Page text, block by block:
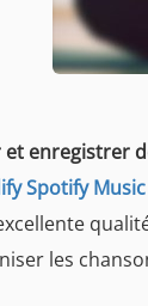
enregistrer
Spotify
les